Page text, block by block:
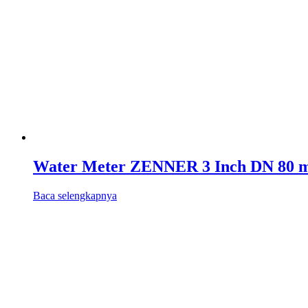
Water Meter ZENNER 3 Inch DN 80
Baca selengkapnya